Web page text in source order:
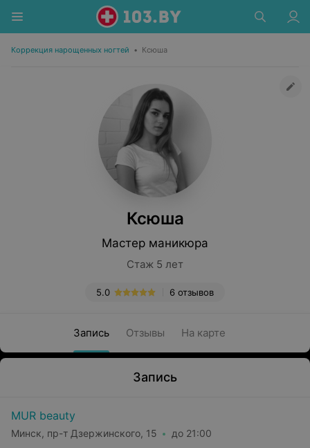
Коррекция нарощенных ногтей • Ксюша
Ксюша
Мастер маникюра
Стаж 5 лет
6 отзывов
5.0
Запись Отзывы На карте
Запись
MUR beauty
Минск, пр-т Дзержинского, 15 до 21:00